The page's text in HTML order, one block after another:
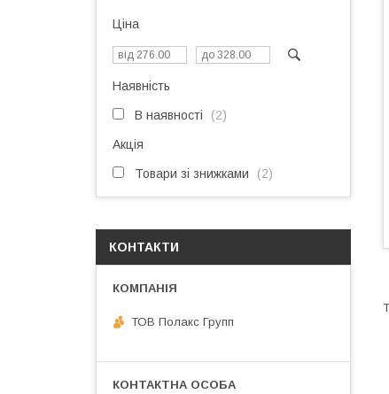
Ціна
Наявність
В наявності 2
Акція
Товари зі знижками 2
КОНТАКТИ
ТОВ Полакс Групп